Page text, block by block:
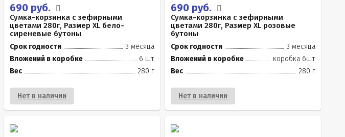
690 руб.
Сумка-корзинка с зефирными
цветами 280г, Размер XL бело-
сиреневые бутоны
Срок годности
3 месяца
Вложений в коробке
6 шт
Вес
280 г
Нет в наличии
690 руб.
Сумка-корзинка с зефирными
цветами 280г, Размер XL розовые
бутоны
Срок годности
3 месяца
Вложений в коробке
коробка 6шт
Вес
280 г
Нет в наличии